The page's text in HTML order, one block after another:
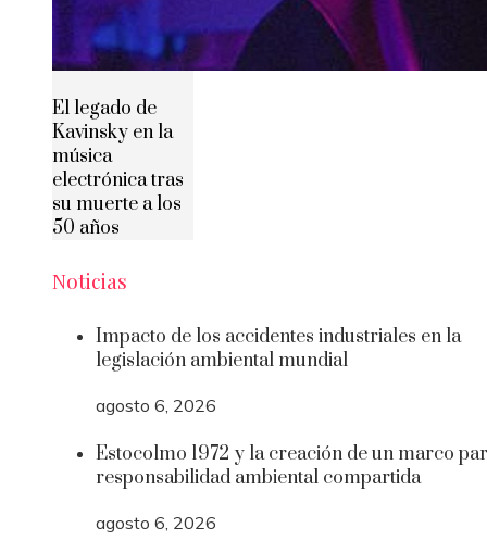
El legado de
Kavinsky en la
música
electrónica tras
su muerte a los
50 años
Noticias
Impacto de los accidentes industriales en la
legislación ambiental mundial
agosto 6, 2026
Estocolmo 1972 y la creación de un marco
responsabilidad ambiental compartida
agosto 6, 2026